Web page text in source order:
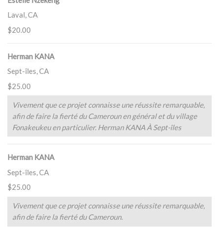
Laval, CA
$20.00
Herman KANA
Sept-îles, CA
$25.00
Vivement que ce projet connaisse une réussite remarquable,
afin de faire la fierté du Cameroun en général et du village
Fonakeukeu en particulier. Herman KANA À Sept-îles
Herman KANA
Sept-îles, CA
$25.00
Vivement que ce projet connaisse une réussite remarquable,
afin de faire la fierté du Cameroun.